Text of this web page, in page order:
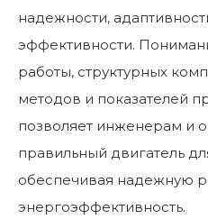
надежности,
эффективности.
работы, структурных
методов и показателей
позволяет инженерам и
правильный двигатель
обеспечивая надежную
энергоэффективность.